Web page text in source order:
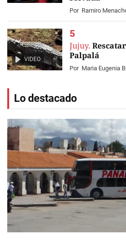
Por Ramiro
VIDEO
Jujuy.
Palpalá
Por Maria Eugenia
Lo destacado